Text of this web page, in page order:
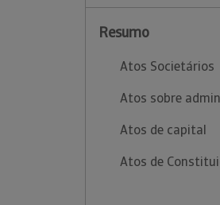
Resumo
Atos Societários
Atos sobre
Atos de capital
Atos de